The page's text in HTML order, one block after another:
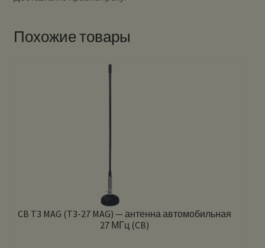
Похожие товары
CB T3 MAG (T3-27 MAG) — антенна автомобильная
27 МГц (CB)